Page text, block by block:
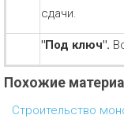
сдачи.
"Под ключ".
Похожие
Строительство